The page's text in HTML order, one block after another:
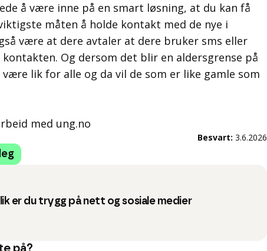
å være inne på en smart løsning, at du kan få
måten å holde kontakt med de nye i
være at dere avtaler at dere bruker sms eller
Og dersom det blir en aldersgrense på
lik for alle og da vil de som er like gamle som
med ung.no
Besvart: 3.6.2026
er du trygg på nett og sosiale medier
på?